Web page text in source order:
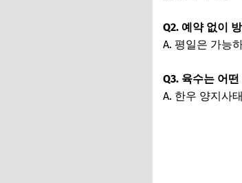
Q2. 예약 없이
A. 평일은 가능
Q3. 육수는 어
A. 한우 양지사